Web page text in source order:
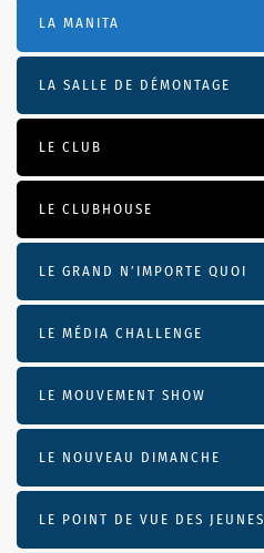
LA MANITA
LA SALLE DE DÉMONTAGE
LE CLUB
LE CLUBHOUSE
LE GRAND N’IMPORTE QUOI
LE MÉDIA CHALLENGE
LE MOUVEMENT SHOW
LE NOUVEAU DIMANCHE
LE POINT DE VUE DES JEUNES